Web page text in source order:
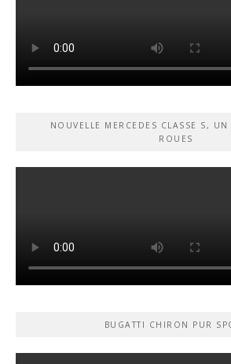
NOUVELLE MERCEDES CLASSE S,
ROUES
BUGATTI CHIRON PUR